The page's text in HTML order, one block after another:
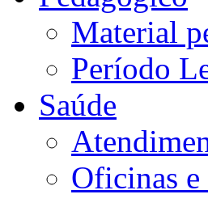
Material
Período
Saúde
Oficinas e